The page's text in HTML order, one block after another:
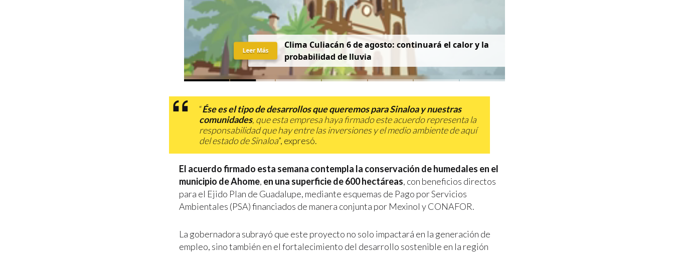
Clima Culiacán 6 de agosto: continuará el calor y la
probabilidad de lluvia
Leer Más
“Ése es el tipo de desarrollos que queremos para Sinaloa y nuestras
comunidades, que esta empresa haya firmado este acuerdo representa la
responsabilidad que hay entre las inversiones y el medio ambiente de aquí
del estado de Sinaloa”, expresó.
El acuerdo firmado esta semana contempla la conservación de humedales en el
municipio de Ahome, en una superficie de 600 hectáreas, con beneficios directos
para el Ejido Plan de Guadalupe, mediante esquemas de Pago por Servicios
Ambientales (PSA) financiados de manera conjunta por Mexinol y CONAFOR.
La gobernadora subrayó que este proyecto no solo impactará en la generación de
empleo, sino también en el fortalecimiento del desarrollo sostenible en la región